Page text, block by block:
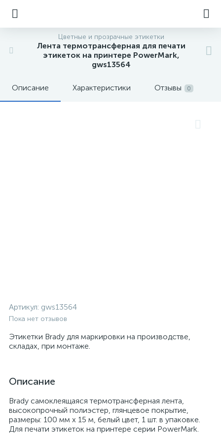
Цветные и прозрачные этикетки
Лента термотрансферная для печати
этикеток на принтере PowerMark,
gws13564
Описание Характеристики Отзывы 0
Артикул: gws13564
Пока нет отзывов
Этикетки Brady для маркировки на производстве,
складах, при монтаже.
Описание
Brady самоклеящаяся термотрансферная лента,
высокопрочный полиэстер, глянцевое покрытие,
размеры: 100 мм х 15 м, белый цвет, 1 шт. в упаковке.
Для печати этикеток на принтере серии PowerMark.